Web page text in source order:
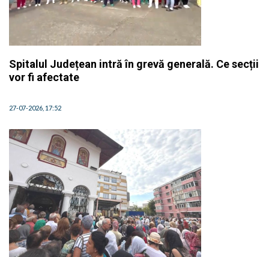
Spitalul Județean intră în grevă generală. Ce secții
vor fi afectate
27-07-2026, 17:52